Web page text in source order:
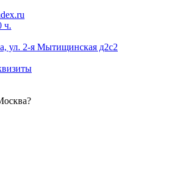
ч.
ул. 2-я Мытищинская д2с2
?